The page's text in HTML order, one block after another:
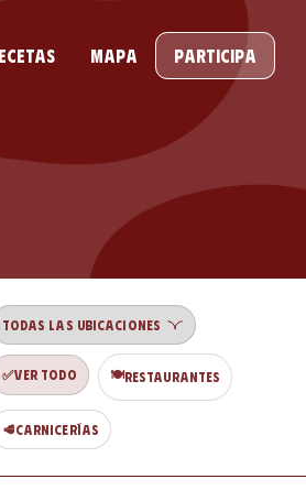
Mapa Participa
✅Ver todo 🍽️Restaurantes
🥩Carnicerías